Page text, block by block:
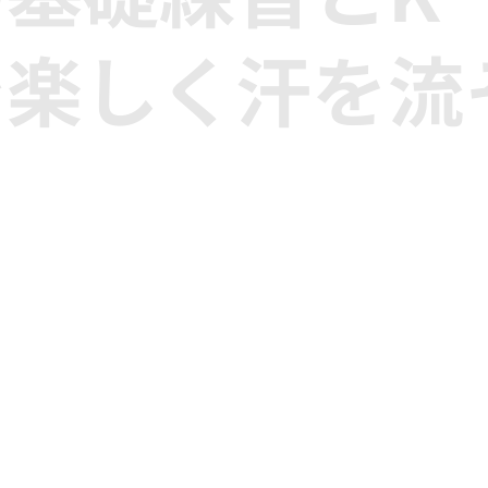
しく汗を